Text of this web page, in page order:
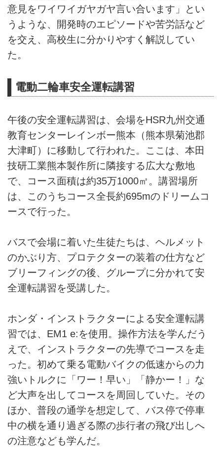
意見をワイワイガヤガヤ言い合います」とい
うような、開発時のエピソードや苦労話など
を交え、高校生に分かりやすく解説してい
た。
電動二輪車安全運転講習
午後の安全運転講習は、会場をHSR九州交通
教育センターレインボー熊本（熊本県菊池郡
大津町）に移動して行われた。ここは、本田
技研工業熊本製作所に隣接する広大な敷地
で、コース面積は約35万1000㎡。講習場所
は、このうちコース全長約695mのドリームコ
ースで行った。
バスで会場に着いた生徒たちは、ヘルメット
のかぶり方、プロテクターの装着の仕方など
ブリーフィングの後、グループに分かれて安
全運転講習を受講した。
ホンダ・インストラクターによる安全運転講
習では、EM1 e:を使用。操作方法を学んだう
えで、インストラクターの先導でコースを走
った。初めて乗る電動バイクの低速からの力
強いトルクに「ワー！早い」「静かー！」な
ど大声を出してコースを周回していた。その
ほか、普段の通学を想定して、バス停で停車
中の横を通り過ぎる際の歩行者の飛び出しへ
の注意なども学んだ。